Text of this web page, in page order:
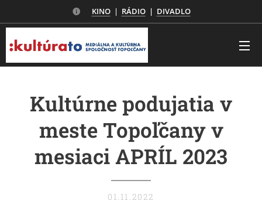
KINO| RÁDIO| DIVADLO
Kultúrne podujatia v
meste Topoľčany v
mesiaci APRÍL 2023
01.11.2022